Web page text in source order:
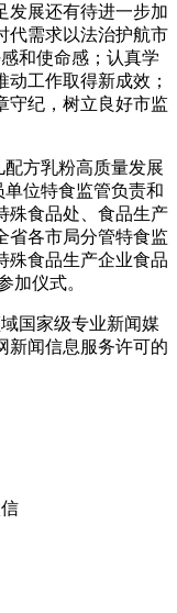
展还有待进一步加
代需求以法治护航市
和使命感；认真学
工作取得新成效；
守纪，树立良好市监
方乳粉高质量发展
位特食监管负责和
殊食品处、食品生产
省各市局分管特食监
殊食品生产企业食品
加仪式。
国家级专业新闻媒
新闻信息服务许可的